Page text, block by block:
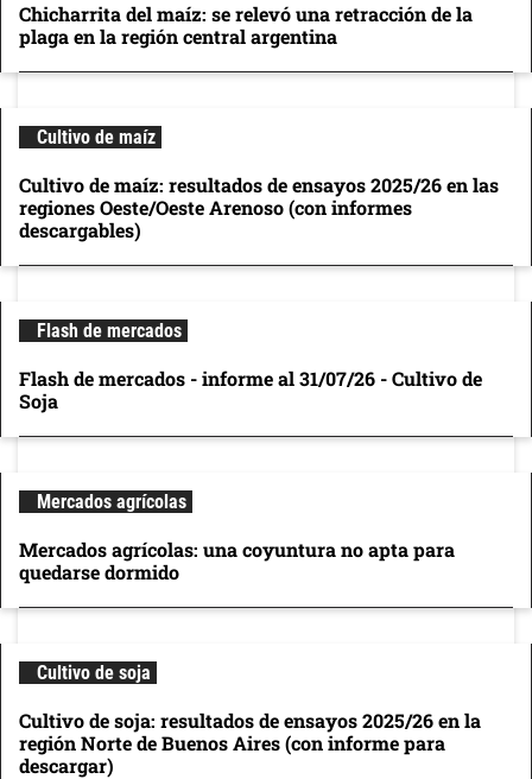
Chicharrita del maíz: se relevó una retracción de la
plaga en la región central argentina
Cultivo de maíz
Cultivo de maíz: resultados de ensayos 2025/26 en las
regiones Oeste/Oeste Arenoso (con informes
descargables)
Flash de mercados
Flash de mercados - informe al 31/07/26 - Cultivo de
Soja
Mercados agrícolas
Mercados agrícolas: una coyuntura no apta para
quedarse dormido
Cultivo de soja
Cultivo de soja: resultados de ensayos 2025/26 en la
región Norte de Buenos Aires (con informe para
descargar)